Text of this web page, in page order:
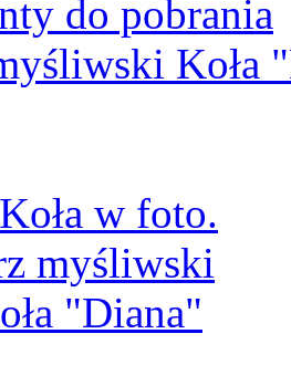
do pobrania
Koła
w foto.
myśliwski
"Diana"